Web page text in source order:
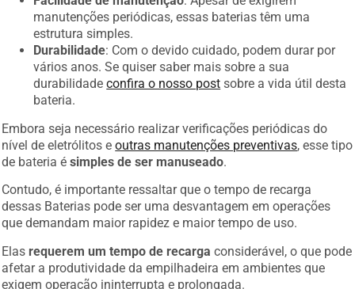
manutenções periódicas, essas baterias têm uma
estrutura simples.
Durabilidade: Com o devido cuidado, podem durar por
vários anos. Se quiser saber mais sobre a sua
durabilidadeconfira o nosso post sobre a vida útil desta
bateria.
Embora seja necessário realizar verificações periódicas do
nível de eletrólitos eoutras manutenções preventivas , esse tipo
de bateria ésimples de ser manuseado
Contudo, é importante ressaltar que o tempo de recarga
dessas Baterias pode ser uma desvantagem em operações
que demandam maior rapidez e maior tempo de uso.
Elas requerem um tempo de recarga considerável, o que pode
afetar a produtividade da empilhadeira em ambientes que
exigem operação ininterrupta e prolongada.